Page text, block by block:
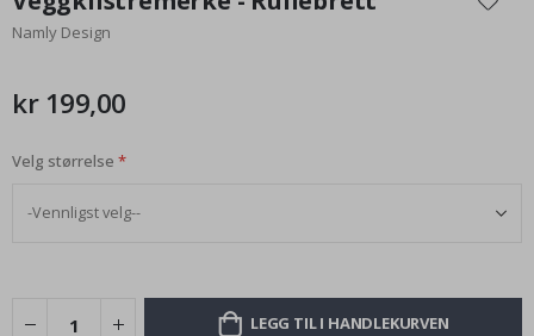
begynnelsen
av
Namly Design
kr 199,00
Velg størrelse
LEGG TIL I HANDLEKURVEN